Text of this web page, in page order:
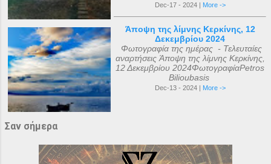
Dec-17 - 2024 | More ->
Άποψη της λίμνης Κερκίνης, 12
Δεκεμβρίου 2024
Φωτογραφία της ημέρας - Τελευταίες
αναρτήσεις Άποψη της λίμνης Κερκίνης,
12 Δεκεμβρίου 2024ΦωτογραφίαPetros
Bilioubasis
Dec-13 - 2024 | More ->
Σαν σήμερα